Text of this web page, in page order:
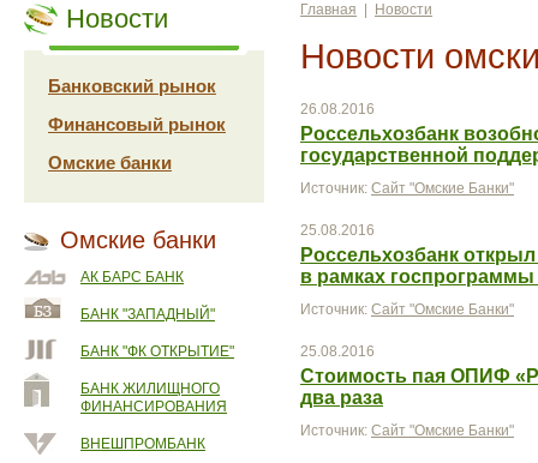
Новости
Банковский рынок
Финансовый рынок
Омские банки
Омские банки
АК БАРС БАНК
БАНК "ЗАПАДНЫЙ"
БАНК "ФК ОТКРЫТИЕ"
БАНК ЖИЛИЩНОГО
ФИНАНСИРОВАНИЯ
ВНЕШПРОМБАНК
Главная Новости
Новости
26.08.2016
Россельхозбанк
государственной
Источник: Сайт "Омские Банки"
25.08.2016
Россельхозбанк
в рамках
Источник: Сайт "Омские Банки"
25.08.2016
Стоимость пая ОПИФ
два раза
Источник: Сайт "Омские Банки"